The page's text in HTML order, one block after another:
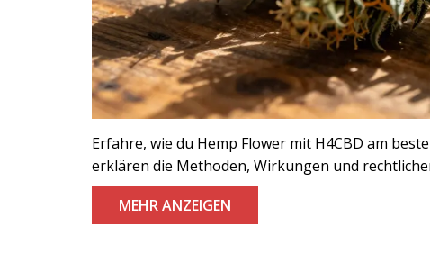
Erfahre, wie du Hemp Flower mit H4CBD am
erklären die Methoden, Wirkungen und
MEHR ANZEIGEN